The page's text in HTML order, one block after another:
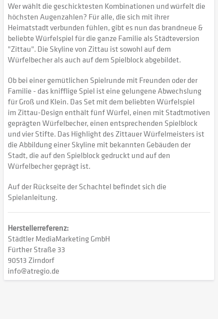
Wer wählt die geschicktesten Kombinationen und würfelt die
höchsten Augenzahlen? Für alle, die sich mit ihrer
Heimatstadt verbunden fühlen, gibt es nun das brandneue &
beliebte Würfelspiel für die ganze Familie als Städteversion
"Zittau". Die Skyline von Zittau ist sowohl auf dem
Würfelbecher als auch auf dem Spielblock abgebildet.
Ob bei einer gemütlichen Spielrunde mit Freunden oder der
Familie - das knifflige Spiel ist eine gelungene Abwechslung
für Groß und Klein. Das Set mit dem beliebten Würfelspiel
im Zittau-Design enthält fünf Würfel, einen mit Stadtmotiven
geprägten Würfelbecher, einen entsprechenden Spielblock
und vier Stifte. Das Highlight des Zittauer Würfelmeisters ist
die Abbildung einer Skyline mit bekannten Gebäuden der
Stadt, die auf den Spielblock gedruckt und auf den
Würfelbecher geprägt ist.
Auf der Rückseite der Schachtel befindet sich die
Spielanleitung.
Herstellerreferenz:
Städtler MediaMarketing GmbH
Fürther Straße 33
90513 Zirndorf
info@atregio.de